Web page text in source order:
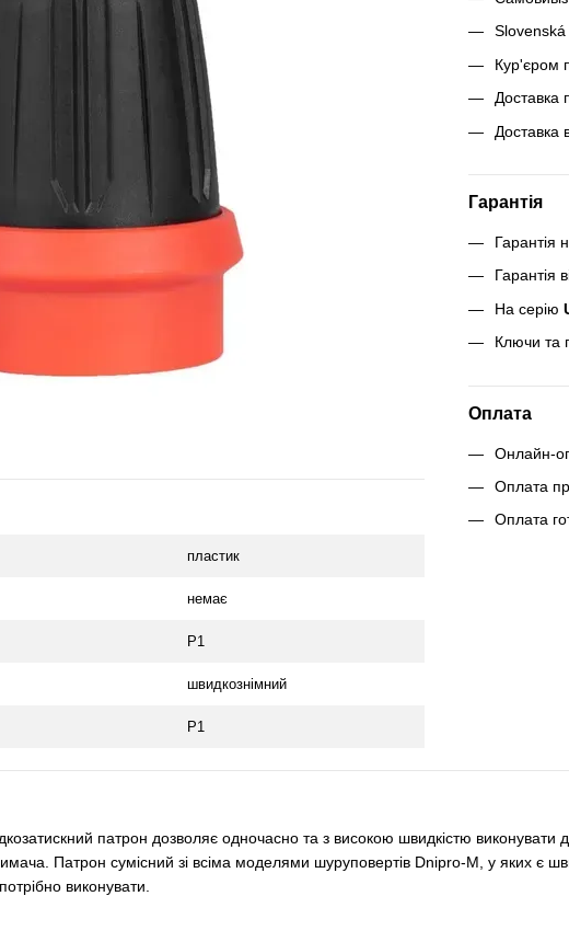
пластик
немає
P1
швидкознімний
P1
Кур'єром
Доставка
Доставка
Гарантія
Гарантія
Гарантія
На серію
Ключи та
Оплата
Онлайн-
Оплата
Оплата
патрон дозволяє одночасно та з високою швидкістю виконувати
Патрон сумісний зі всіма моделями шуруповертів Dnipro-M, у яких
виконувати.